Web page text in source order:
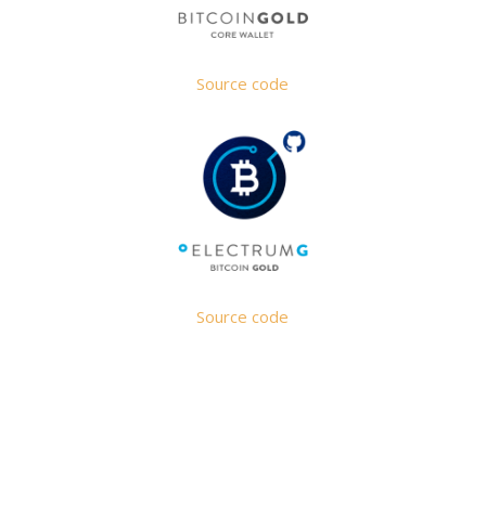
Source code
Source code